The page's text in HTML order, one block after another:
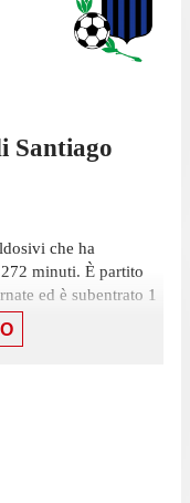
Santiago
che ha
minuti. È partito
ed è subentrato 1
Argentina